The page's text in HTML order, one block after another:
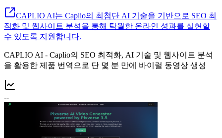
CAPLIO AI는 Caplio의 최첨단 AI 기술을 기반으로 SEO 최
적화 및 웹사이트 분석을 통해 탁월한 온라인 성과를 실현할
수 있도록 지원합니다.
CAPLIO AI - Caplio의 SEO 최적화, AI 기술 및 웹사이트 분석
을 활용한 제품 번역으로 단 몇 분 만에 바이럴 동영상 생성
--